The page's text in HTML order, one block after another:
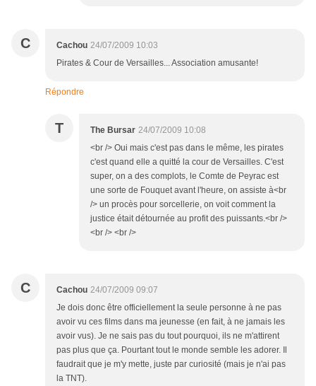
C Cachou 24/07/2009 10:03
Pirates & Cour de Versailles... Association amusante!
Répondre
T The Bursar 24/07/2009 10:08
<br /> Oui mais c'est pas dans le même, les pirates
c'est quand elle a quitté la cour de Versailles. C'est
super, on a des complots, le Comte de Peyrac est
une sorte de Fouquet avant l'heure, on assiste à<br
/> un procès pour sorcellerie, on voit comment la
justice était détournée au profit des puissants.<br />
<br /> <br />
C Cachou 24/07/2009 09:07
Je dois donc être officiellement la seule personne à ne pas
avoir vu ces films dans ma jeunesse (en fait, à ne jamais les
avoir vus). Je ne sais pas du tout pourquoi, ils ne m'attirent
pas plus que ça. Pourtant tout le monde semble les adorer. Il
faudrait que je m'y mette, juste par curiosité (mais je n'ai pas
la TNT).